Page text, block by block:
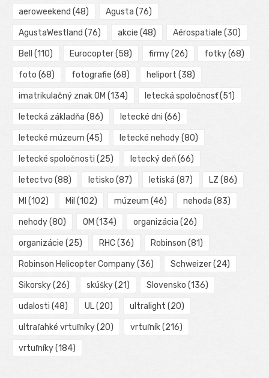
aeroweekend (48) Agusta (76)
AgustaWestland (76) akcie (48) Aérospatiale (30)
Bell (110) Eurocopter(58) firmy(26) fotky(68)
foto (68) fotografie (68) heliport (38)
imatrikulačný znak OM (134) letecká spoločnosť(51)
letecká základňa (86) letecké dni (66)
letecké múzeum (45) letecké nehody(80)
letecké spoločnosti (25) letecký deň(66)
letectvo (88) letisko (87) letiská (87) LZ (86)
MI (102) Mil (102) múzeum (46) nehoda (83)
nehody(80) OM (134) organizácia (26)
organizácie (25) RHC(36) Robinson (81)
Robinson Helicopter Company(36) Schweizer(24)
Sikorsky(26) skúšky(21) Slovensko (136)
udalosti (48) UL(20) ultralight (20)
ultraľahké vrtuľníky(20) vrtuľník(216)
vrtuľníky(184)